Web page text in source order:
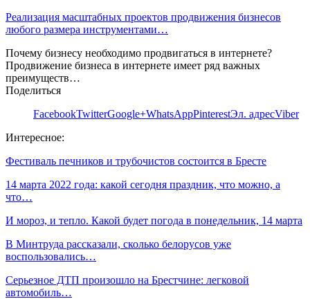
Реализация масштабных проектов продвижения бизнесов
любого размера инструментами…
Почему бизнесу необходимо продвигаться в интернете?
Продвижение бизнеса в интернете имеет ряд важных
преимуществ…
Поделиться
FacebookTwitterGoogle+WhatsAppPinterestЭл. адресViber
Интересное:
Фестиваль печников и трубочистов состоится в Бресте
14 марта 2022 года: какой сегодня праздник, что можно, а
что…
И мороз, и тепло. Какой будет погода в понедельник, 14 марта
В Минтруда рассказали, сколько белорусов уже
воспользовались…
Серьезное ДТП произошло на Брестчине: легковой
автомобиль…